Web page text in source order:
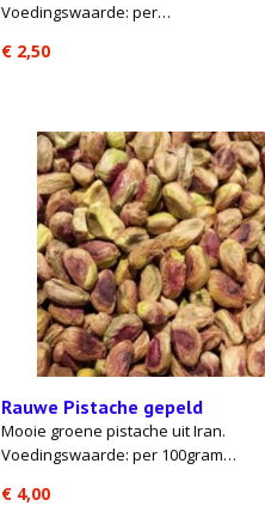
Voedingswaarde: per…
€ 2,50
Rauwe Pistache gepeld
Mooie groene pistache uit Iran.
Voedingswaarde: per 100gram…
€ 4,00